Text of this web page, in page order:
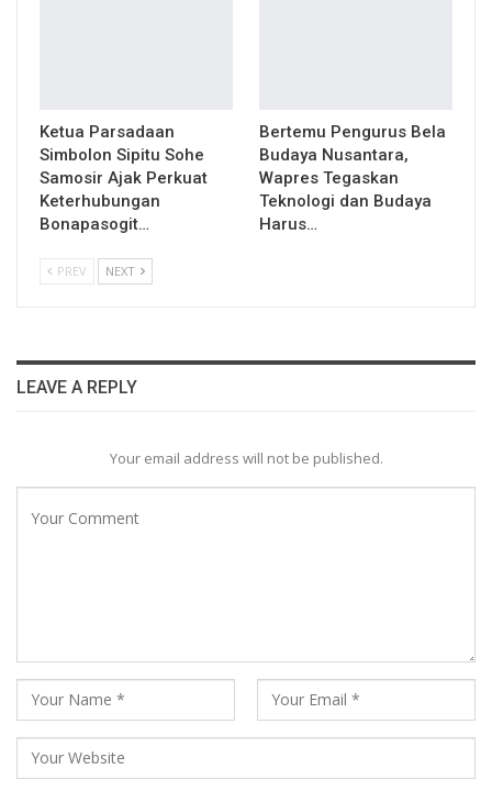
Ketua Parsadaan
Simbolon Sipitu Sohe
Samosir Ajak Perkuat
Keterhubungan
Bonapasogit…
Bertemu Pengurus Bela
Budaya Nusantara,
Wapres Tegaskan
Teknologi dan Budaya
Harus…
PREV NEXT
LEAVE A REPLY
Your email address will not be published.